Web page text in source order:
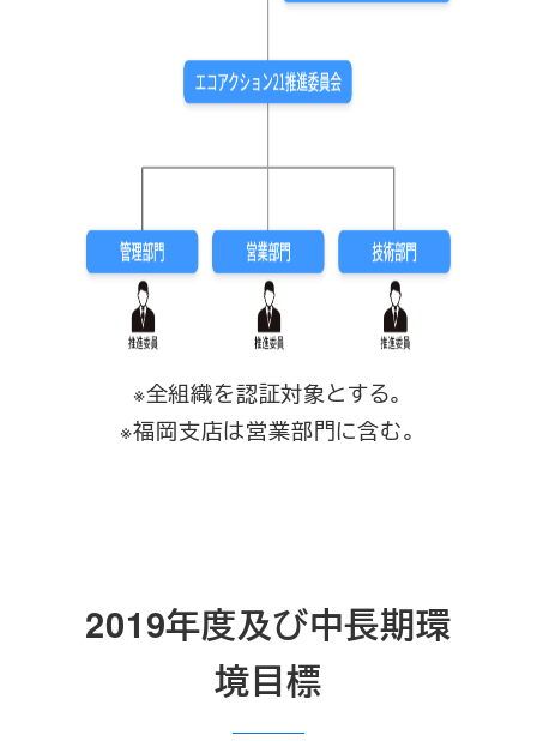
※全組織を認証対象とする。
※福岡支店は営業部門に含む。
2019年度及び中長期環
境目標